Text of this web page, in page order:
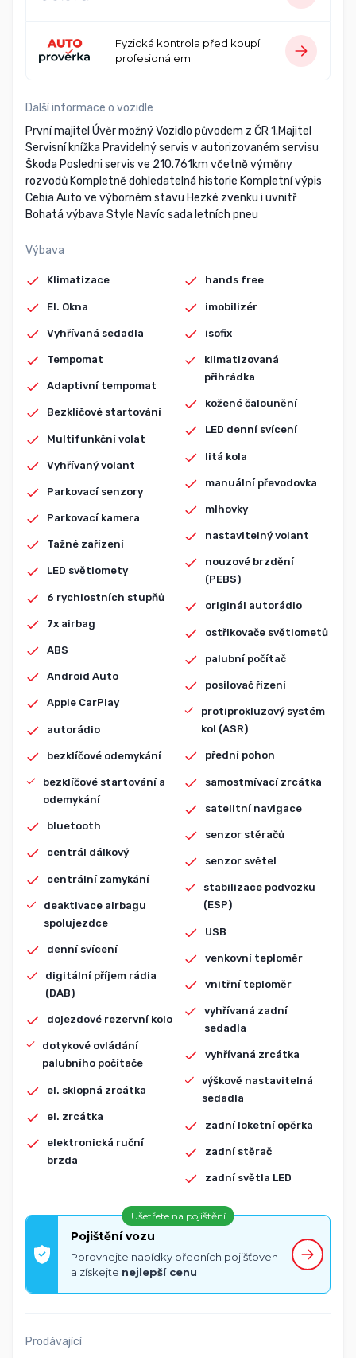
Fyzická kontrola před koupí
profesionálem
Další informace o vozidle
První majitel Úvěr možný Vozidlo původem z ČR 1.Majitel
Servisní knížka Pravidelný servis v autorizovaném servisu
Škoda Posledni servis ve 210.761km včetně výměny
rozvodů Kompletně dohledatelná historie Kompletní výpis
Cebia Auto ve výborném stavu Hezké zvenku i uvnitř
Bohatá výbava Style Navíc sada letních pneu
Výbava
Klimatizace
El. Okna
Vyhřívaná sedadla
Tempomat
Adaptivní tempomat
Bezklíčové startování
Multifunkční volat
Vyhřívaný volant
Parkovací senzory
Parkovací kamera
Tažné zařízení
LED světlomety
6 rychlostních stupňů
7x airbag
ABS
Android Auto
Apple CarPlay
autorádio
bezklíčové odemykání
bezklíčové startování a
odemykání
bluetooth
centrál dálkový
centrální zamykání
deaktivace airbagu
spolujezdce
denní svícení
digitální příjem rádia
(DAB)
dojezdové rezervní kolo
dotykové ovládání
palubního počítače
el. sklopná zrcátka
el. zrcátka
elektronická ruční
brzda
hands free
imobilizér
isofix
klimatizovaná
přihrádka
kožené čalounění
LED denní svícení
litá kola
manuální převodovka
mlhovky
nastavitelný volant
nouzové brzdění
(PEBS)
originál autorádio
ostřikovače světlometů
palubní počítač
posilovač řízení
protiprokluzový systém
kol (ASR)
přední pohon
samostmívací zrcátka
satelitní navigace
senzor stěračů
senzor světel
stabilizace podvozku
(ESP)
USB
venkovní teploměr
vnitřní teploměr
vyhřívaná zadní
sedadla
vyhřívaná zrcátka
výškově nastavitelná
sedadla
zadní loketní opěrka
zadní stěrač
zadní světla LED
Ušetřete na pojištění
Pojištění vozu
Porovnejte nabídky předních pojišťoven
a získejte nejlepší cenu
Prodávající